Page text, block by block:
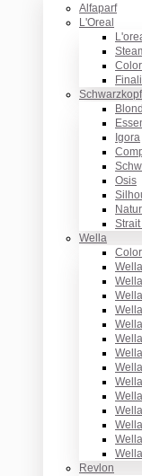
Alfaparf
L'Oreal
Igora
Osis
Wella
Revlon